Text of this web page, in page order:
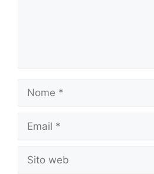
Nome
Email
Sito
web